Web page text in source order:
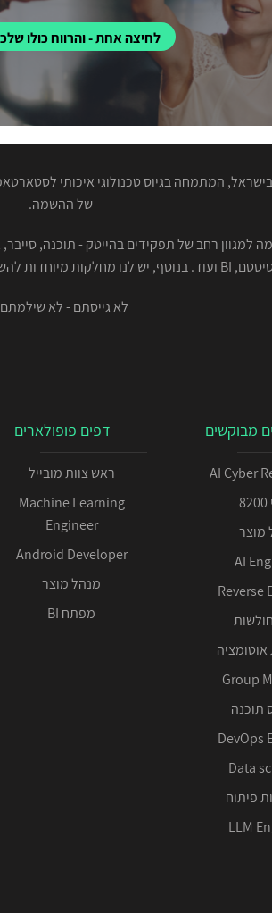
לחיצה אחת - והרווח כולו
המתמחה בגיוס טכנולוגי איכותי
של ההשמה.
סיסטם, BI ועוד. בנוסף, יש לנו מחלקות מיוחדות להשמה של בכירים ויוצאי יחידות.
לא גייסתם - לא
מבוקשים
AI Cyber
מוצר
AI
Reverse
Group
תוכנה
DevOps
Data
פיתוח
LLM
דפים פופולארים
ראש צוות מובייל
Machine Learning
Engineer
Android Developer
מנהל מוצר
מפתח BI